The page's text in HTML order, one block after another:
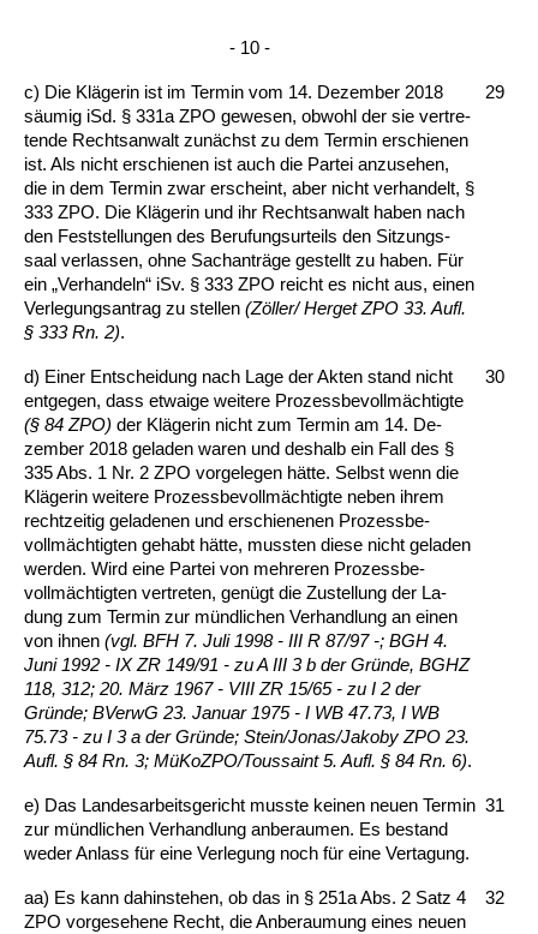
- 10 -
c) Die Kläge­rin ist im Ter­min vom 14. De­zem­ber 2018
säum­ig iSd. § 331a ZPO ge­we­sen, ob­wohl der sie ver­tre­
ten­de Rechts­an­walt zunächst zu dem Ter­min er­schie­nen
ist. Als nicht er­schie­nen ist auch die Par­tei an­zu­se­hen,
die in dem Ter­min zwar er­scheint, aber nicht ver­han­delt, §
333 ZPO. Die Kläge­rin und ihr Rechts­an­walt ha­ben nach
den Fest­stel­lun­gen des Be­ru­fungs­ur­teils den Sit­zungs­
saal ver­las­sen, oh­ne Sach­anträge ge­stellt zu ha­ben. Für
ein „Ver­han­deln“ iSv. § 333 ZPO reicht es nicht aus, ei­nen
Ver­le­gungs­an­trag zu stel­len (Zöller/ Her­get ZPO 33. Aufl.
§ 333 Rn. 2).
29
d) Ei­ner Ent­schei­dung nach La­ge der Ak­ten stand nicht
ent­ge­gen, dass et­wai­ge wei­te­re Pro­zess­be­vollmäch­tig­te
(§ 84 ZPO) der Kläge­rin nicht zum Ter­min am 14. De­
zem­ber 2018 ge­la­den wa­ren und des­halb ein Fall des §
335 Abs. 1 Nr. 2 ZPO vor­ge­le­gen hätte. Selbst wenn die
Kläge­rin wei­te­re Pro­zess­be­vollmäch­tig­te ne­ben ih­rem
recht­zei­tig ge­la­de­nen und er­schie­ne­nen Pro­zess­be­
vollmäch­tig­ten ge­habt hätte, muss­ten die­se nicht ge­la­den
wer­den. Wird ei­ne Par­tei von meh­re­ren Pro­zess­be­
vollmäch­tig­ten ver­tre­ten, genügt die Zu­stel­lung der La­
dung zum Ter­min zur münd­li­chen Ver­hand­lung an ei­nen
von ih­nen (vgl. BFH 7. Ju­li 1998 - III R 87/97 -; BGH 4.
Ju­ni 1992 - IX ZR 149/91 - zu A III 3 b der Gründe, BGHZ
118, 312; 20. März 1967 - VIII ZR 15/65 - zu I 2 der
Gründe; BVerwG 23. Ja­nu­ar 1975 - I WB 47.73, I WB
75.73 - zu I 3 a der Gründe; St­ein/Jo­nas/Ja­ko­by ZPO 23.
Aufl. § 84 Rn. 3; MüKoZ­PO/Tous­saint 5. Aufl. § 84 Rn. 6).
30
e) Das Lan­des­ar­beits­ge­richt muss­te kei­nen neu­en Ter­min
zur münd­li­chen Ver­hand­lung an­be­rau­men. Es be­stand
we­der An­lass für ei­ne Ver­le­gung noch für ei­ne Ver­ta­gung.
31
aa) Es kann da­hin­ste­hen, ob das in § 251a Abs. 2 Satz 4
ZPO vor­ge­se­he­ne Recht, die An­be­rau­mung ei­nes neu­en
32